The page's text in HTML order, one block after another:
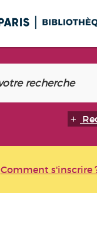
Comment s'inscrire